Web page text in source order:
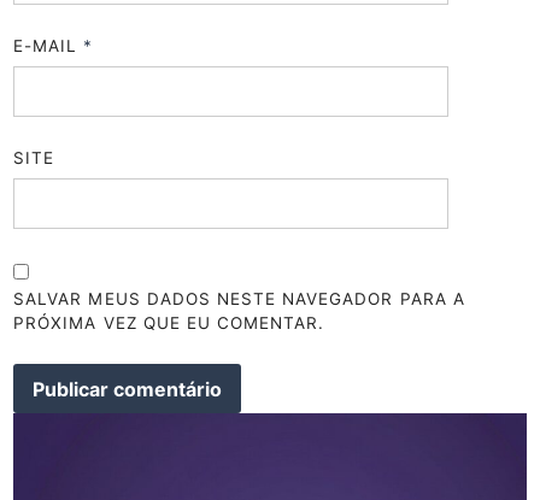
E-MAIL *
SITE
SALVAR MEUS DADOS NESTE NAVEGADOR PARA A
PRÓXIMA VEZ QUE EU COMENTAR.